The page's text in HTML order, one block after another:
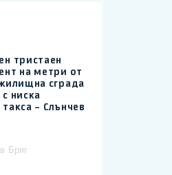
тристаен
на метри от
сграда
ниска
– Слънчев
Бряг